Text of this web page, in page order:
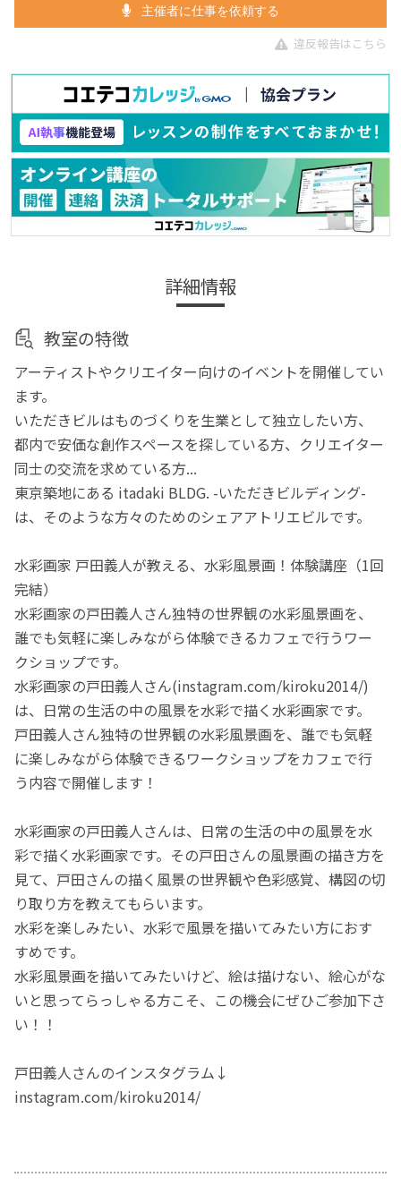
主催者に仕事を依頼する
違反報告はこちら
詳細情報
教室の特徴
アーティストやクリエイター向けのイベントを開催してい
ます。
いただきビルはものづくりを生業として独立したい方、
都内で安価な創作スペースを探している方、クリエイター
同士の交流を求めている方...
東京築地にある itadaki BLDG. -いただきビルディング-
は、そのような方々のためのシェアアトリエビルです。
水彩画家 戸田義人が教える、水彩風景画！体験講座（1回
完結）
水彩画家の戸田義人さん独特の世界観の水彩風景画を、
誰でも気軽に楽しみながら体験できるカフェで行うワー
クショップです。
水彩画家の戸田義人さん(instagram.com/kiroku2014/)
は、日常の生活の中の風景を水彩で描く水彩画家です。
戸田義人さん独特の世界観の水彩風景画を、誰でも気軽
に楽しみながら体験できるワークショップをカフェで行
う内容で開催します！
水彩画家の戸田義人さんは、日常の生活の中の風景を水
彩で描く水彩画家です。その戸田さんの風景画の描き方を
見て、戸田さんの描く風景の世界観や色彩感覚、構図の切
り取り方を教えてもらいます。
水彩を楽しみたい、水彩で風景を描いてみたい方におす
すめです。
水彩風景画を描いてみたいけど、絵は描けない、絵心がな
いと思ってらっしゃる方こそ、この機会にぜひご参加下さ
い！！
戸田義人さんのインスタグラム↓
instagram.com/kiroku2014/